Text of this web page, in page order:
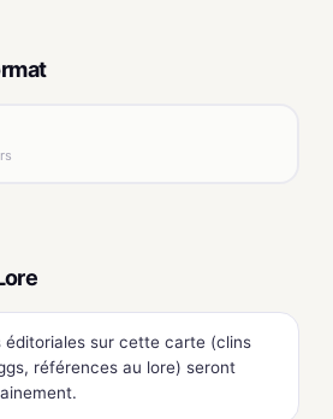
éditoriales sur cette carte (clins
références au lore) seront